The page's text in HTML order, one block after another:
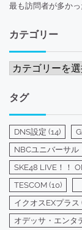
最も訪問者が多か
カテゴリー
カ
ゴ
リ
ー
タグ
DNS設定 (14)
NBCユニバーサル
SKE48 LIVE！！
TESCOM (10)
イクオスEXプラス
オデッサ・エンタ